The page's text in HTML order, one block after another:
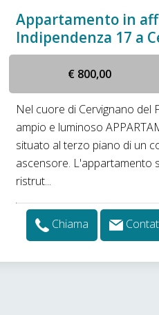
Appartamento in
Indipendenza 17 a
€ 800,00
Nel cuore di Cervignano del
ampio e luminoso
situato al terzo piano di un
ascensore. L'appartamento
ristrut...
Chiama